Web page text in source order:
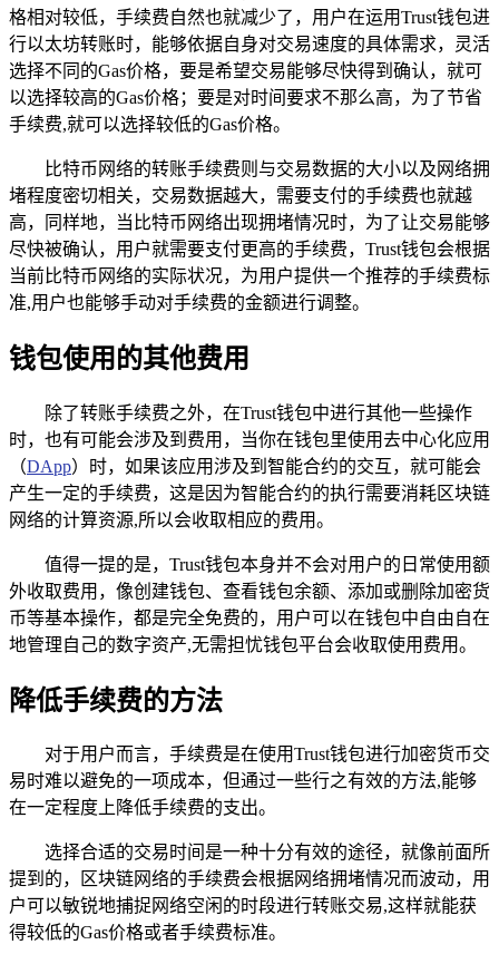
格相对较低，手续费自然也就减少了，用户在运用Trust钱包进
行以太坊转账时，能够依据自身对交易速度的具体需求，灵活
选择不同的Gas价格，要是希望交易能够尽快得到确认，就可
以选择较高的Gas价格；要是对时间要求不那么高，为了节省
手续费,就可以选择较低的Gas价格。
比特币网络的转账手续费则与交易数据的大小以及网络拥
堵程度密切相关，交易数据越大，需要支付的手续费也就越
高，同样地，当比特币网络出现拥堵情况时，为了让交易能够
尽快被确认，用户就需要支付更高的手续费，Trust钱包会根据
当前比特币网络的实际状况，为用户提供一个推荐的手续费标
准,用户也能够手动对手续费的金额进行调整。
钱包使用的其他费用
除了转账手续费之外，在Trust钱包中进行其他一些操作
时，也有可能会涉及到费用，当你在钱包里使用去中心化应用
（DApp）时，如果该应用涉及到智能合约的交互，就可能会
产生一定的手续费，这是因为智能合约的执行需要消耗区块链
网络的计算资源,所以会收取相应的费用。
值得一提的是，Trust钱包本身并不会对用户的日常使用额
外收取费用，像创建钱包、查看钱包余额、添加或删除加密货
币等基本操作，都是完全免费的，用户可以在钱包中自由自在
地管理自己的数字资产,无需担忧钱包平台会收取使用费用。
降低手续费的方法
对于用户而言，手续费是在使用Trust钱包进行加密货币交
易时难以避免的一项成本，但通过一些行之有效的方法,能够
在一定程度上降低手续费的支出。
选择合适的交易时间是一种十分有效的途径，就像前面所
提到的，区块链网络的手续费会根据网络拥堵情况而波动，用
户可以敏锐地捕捉网络空闲的时段进行转账交易,这样就能获
得较低的Gas价格或者手续费标准。